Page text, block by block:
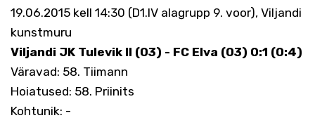
19.06.2015 kell 14:30 (D1.IV alagrupp 9. voor), Viljandi
kunstmuru
Viljandi JK Tulevik II (03) - FC Elva (03) 0:1 (0:4)
Väravad: 58. Tiimann
Hoiatused: 58. Priinits
Kohtunik: -